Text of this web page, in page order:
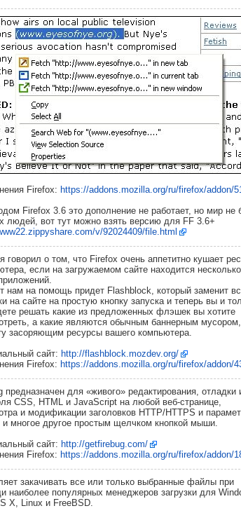
Firefox: https://addons.mozilla.org/ru/firefox/addon/
Firefox 3.6 это дополнение не работает, но мир не
людей, вот тут можно взять версию для FF 3.6+
v/92024409/file.html
говорил о том, что Firefox очень аппетитно кушает
если на загружаемом сайте находится несколько
нам на помощь придет Flashblock, который заменит
на сайте на простую кнопку запуска и теперь вы и
решать какие из предложенных флэшек вы хотите
а какие являются обычным баннерным мусором,
засоряющим ресурсы вашего компьютера.
сайт: http://flashblock.mozdev.org/
Firefox: https://addons.mozilla.org/ru/firefox/addon/
предназначен для «живого» редактирования, отладки
CSS, HTML и JavaScript на любой веб-странице,
и модификации заголовков HTTP/HTTPS и
и многое другое простым щелчком кнопкой мыши.
сайт: http://getfirebug.com/
Firefox: https://addons.mozilla.org/ru/firefox/addon/
закачивать все или только выбранные файлы при
наиболее популярных менеджеров загрузки для
X, Linux и FreeBSD.